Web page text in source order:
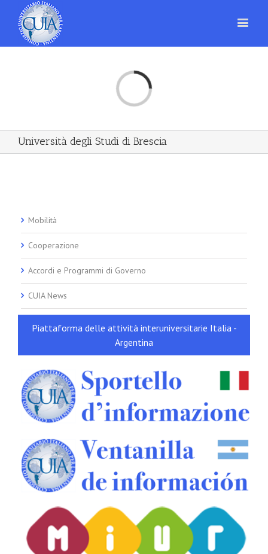
Loading...
Università degli Studi di Brescia
Mobilità
Cooperazione
Accordi e Programmi di Governo
CUIA News
Piattaforma delle attività interuniversitarie Italia -
Argentina